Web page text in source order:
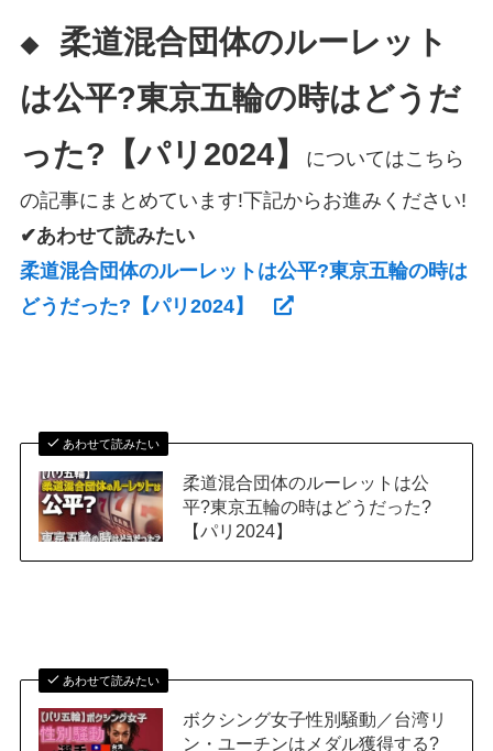
◆ 柔道混合団体のルーレット
は公平?東京五輪の時はどうだ
った?【パリ2024】
についてはこちら
の記事にまとめています!下記からお進みください!
✔あわせて読みたい
柔道混合団体のルーレットは公平?東京五輪の時は
どうだった?【パリ2024】
あわせて読みたい
柔道混合団体のルーレットは公
平?東京五輪の時はどうだった?
【パリ2024】
あわせて読みたい
ボクシング女子性別騒動／台湾リ
ン・ユーチンはメダル獲得する?